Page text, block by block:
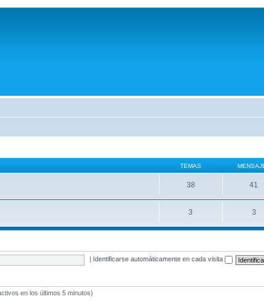
TEMAS
38 41
3 3
Identificarse automáticamente en cada visita
en los últimos 5 minutos)